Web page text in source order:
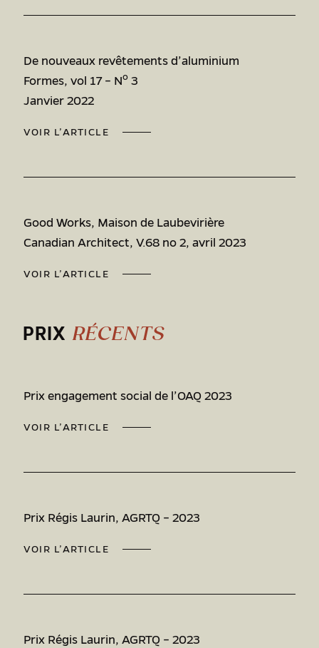
De nouveaux revêtements d’aluminium
Formes, vol 17 – No 3
Janvier 2022
VOIR L’ARTICLE
Good Works, Maison de Laubevirière
Canadian Architect, V.68 no 2, avril 2023
VOIR L’ARTICLE
PRIX RÉCENTS
Prix engagement social de l’OAQ 2023
VOIR L’ARTICLE
Prix Régis Laurin, AGRTQ – 2023
VOIR L’ARTICLE
Prix Régis Laurin, AGRTQ – 2023